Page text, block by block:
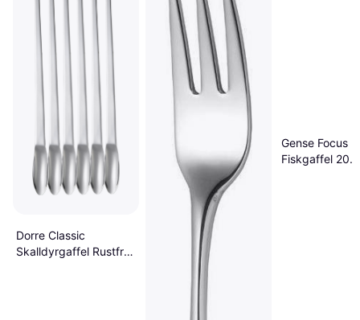
Dorre Classic
Skalldyrgaffel Rustfritt
Gense Focus
Fiskgaffel